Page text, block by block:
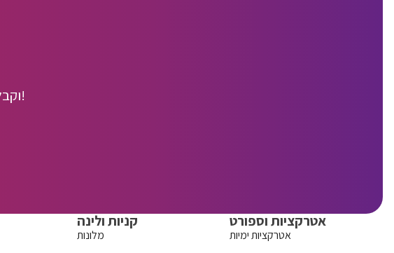
וקבלו את כל הדילים החמים ישר למייל!
קניות ולינה
מלונות
אטרקציות וספורט
אטרקציות ימיות